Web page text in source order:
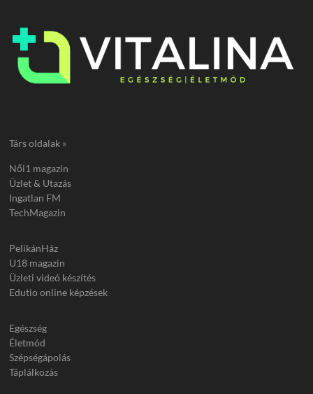
Társ oldalak »
Női1 magazin
Üzlet & Utazás
Ingatlan FM
TechMagazin
PelikánHáz
U18 magazin
Üzleti videó készítés
Edutio online képzések
Egészség
Életmód
Szépségápolás
Táplálkozás